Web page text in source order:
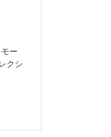
ー
クシ